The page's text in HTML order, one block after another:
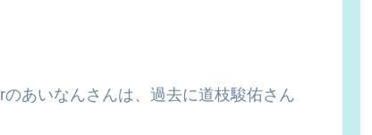
あいなんさんは、過去に道枝駿佑さん